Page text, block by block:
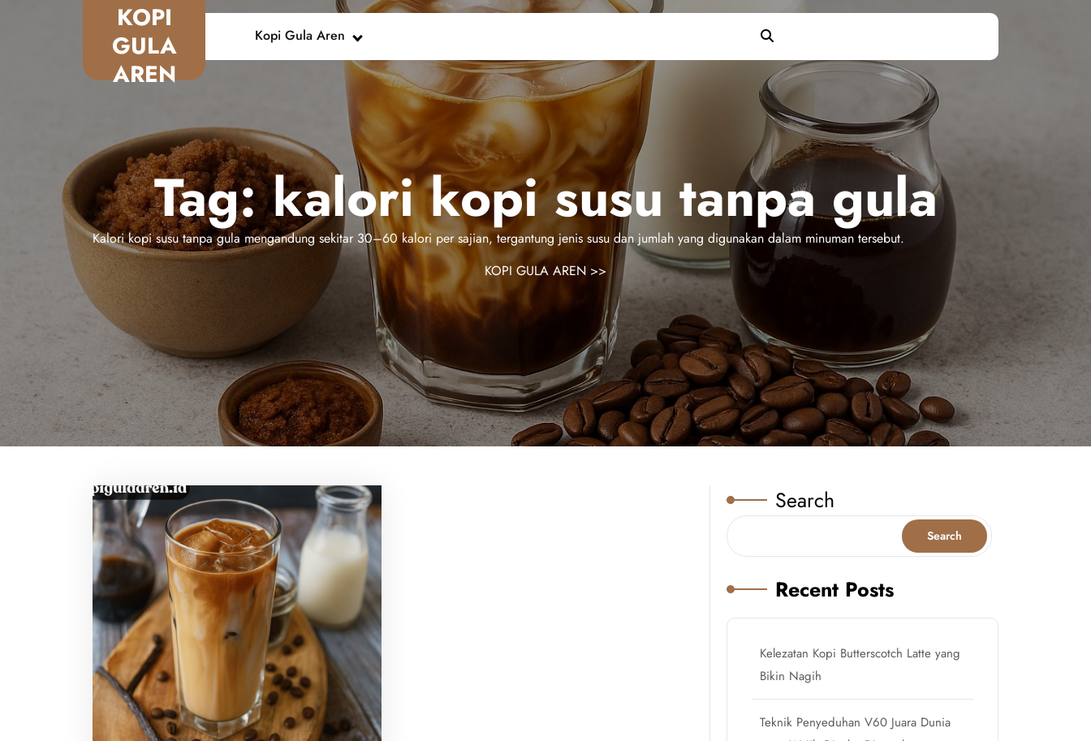
KOPI
GULA
AREN
Kopi Gula Aren
Tag:kalori kopi susu tanpa gula
Kalori kopi susu tanpa gula mengandung sekitar 30–60 kalori per sajian, tergantung jenis susu dan jumlah yang digunakan dalam minuman tersebut.
KOPI GULA AREN >>
Search
Search
Recent Posts
Kelezatan Kopi Butterscotch Latte yang
Bikin Nagih
Teknik Penyeduhan V60 Juara Dunia